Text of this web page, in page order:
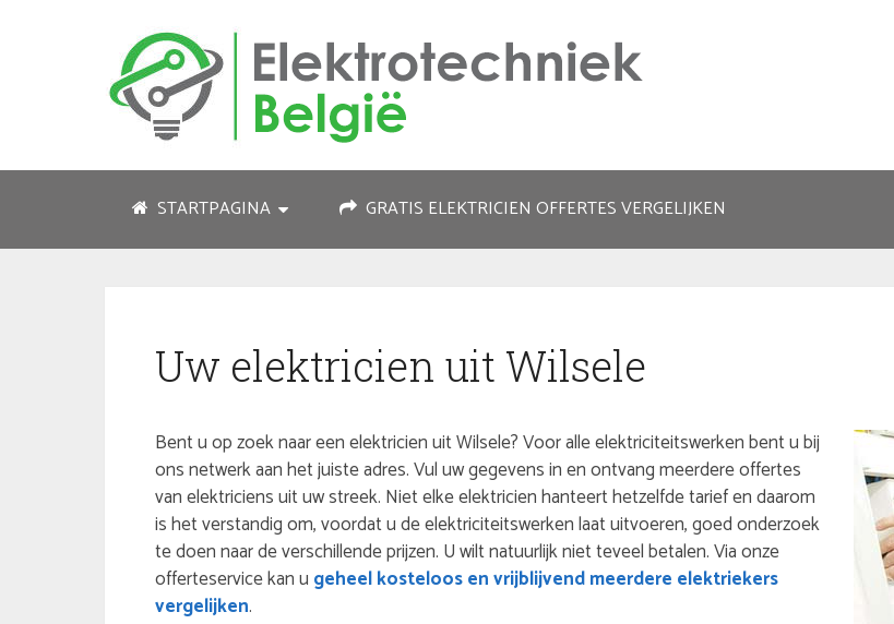
STARTPAGINA GRATIS ELEKTRICIEN OFFERTES VERGELIJKEN
Uw elektricien uit Wilsele
Bent u op zoek naar een elektricien uit Wilsele? Voor alle elektriciteitswerken bent u bij
ons netwerk aan het juiste adres. Vul uw gegevens in en ontvang meerdere offertes
van elektriciens uit uw streek. Niet elke elektricien hanteert hetzelfde tarief en daarom
is het verstandig om, voordat u de elektriciteitswerken laat uitvoeren, goed onderzoek
te doen naar de verschillende prijzen. U wilt natuurlijk niet teveel betalen. Via onze
offerteservice kan u geheel kosteloos en vrijblijvend meerdere elektriekers
vergelijken.